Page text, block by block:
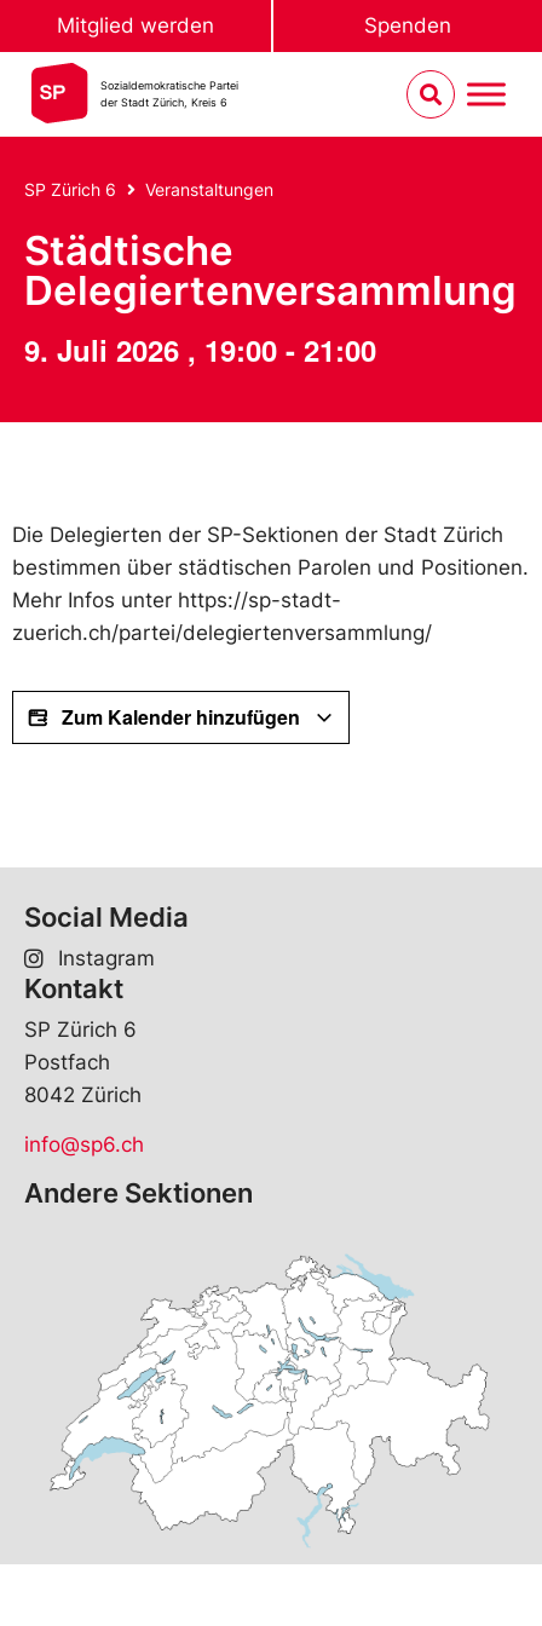
Mitglied werden Spenden
Sozialdemokratische Partei
der Stadt Zürich, Kreis 6
SP Zürich 6 Veranstaltungen
Städtische
Delegiertenversammlung
9. Juli 2026 , 19:00 - 21:00
Die Delegierten der SP-Sektionen der Stadt Zürich
bestimmen über städtischen Parolen und Positionen.
Mehr Infos unter https://sp-stadt-
zuerich.ch/partei/delegiertenversammlung/
Zum Kalender hinzufügen
Social Media
Instagram
Kontakt
SP Zürich 6
Postfach
8042 Zürich
info@sp6.ch
Andere Sektionen